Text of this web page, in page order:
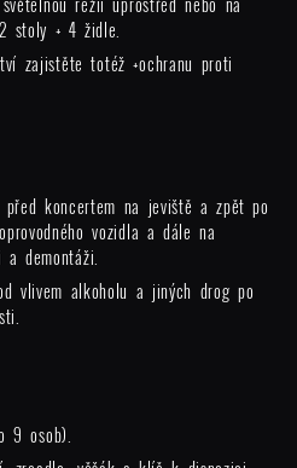
stoly + 4 židle.
zajistěte totéž +ochranu proti
před koncertem na jeviště a zpět po
vozidla a dále na
demontáži.
vlivem alkoholu a jiných drog po
9 osob).